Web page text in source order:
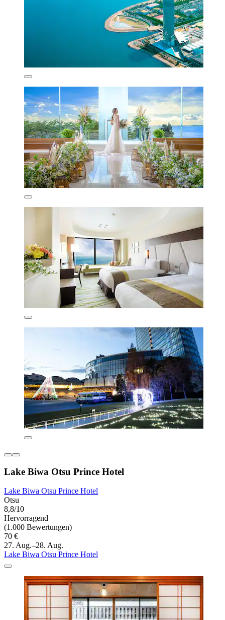
Lake Biwa Otsu Prince Hotel
Lake Biwa Otsu Prince Hotel
Otsu
8,8/10
Hervorragend
(1.000 Bewertungen)
70 €
27. Aug.–28. Aug.
Lake Biwa Otsu Prince Hotel